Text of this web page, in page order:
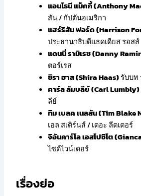
แอนโธนี แม็คกี้ (Anthony
สัน / กัปตันอเมริกา
แฮร์ริสัน ฟอร์ด (Harrison
ประธานาธิบดีแธดเดียส รอสส์
แดนนี่ รามิเรซ (Danny
ตอร์เรส
ชิรา ฮาส (Shira Haas)รับบท
คาร์ล ลัมบลีย์ (Carl Lumbly)
ลีย์
ทิม เบลค เนลสัน (Tim Blake
เอล สเติร์นส์ / เดอะ ลีดเดอร์
จิอันคาร์โล เอสโปซิโต
ไซด์ไวน์เดอร์
เรื่องย่อ